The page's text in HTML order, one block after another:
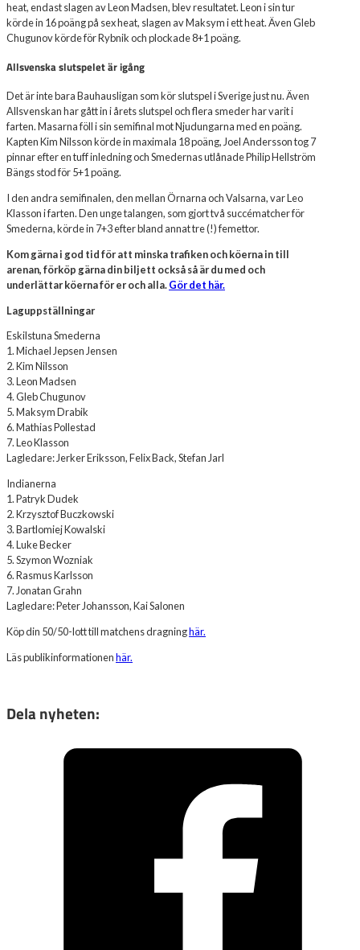
heat, endast slagen av Leon Madsen, blev resultatet. Leon i sin tur
körde in 16 poäng på sex heat, slagen av Maksym i ett heat. Även Gleb
Chugunov körde för Rybnik och plockade 8+1 poäng.
Allsvenska slutspelet är igång
Det är inte bara Bauhausligan som kör slutspel i Sverige just nu. Även
Allsvenskan har gått in i årets slutspel och flera smeder har varit i
farten. Masarna föll i sin semifinal mot Njudungarna med en poäng.
Kapten Kim Nilsson körde in maximala 18 poäng, Joel Andersson tog 7
pinnar efter en tuff inledning och Smedernas utlånade Philip Hellström
Bängs stod för 5+1 poäng.
I den andra semifinalen, den mellan Örnarna och Valsarna, var Leo
Klasson i farten. Den unge talangen, som gjort två succématcher för
Smederna, körde in 7+3 efter bland annat tre (!) femettor.
Kom gärna i god tid för att minska trafiken och köerna in till
arenan, förköp gärna din biljett också så är du med och
underlättar köerna för er och alla.Gör det här.
Laguppställningar
Eskilstuna Smederna
1. Michael Jepsen Jensen
2. Kim Nilsson
3. Leon Madsen
4. Gleb Chugunov
5. Maksym Drabik
6. Mathias Pollestad
7. Leo Klasson
Lagledare: Jerker Eriksson, Felix Back, Stefan Jarl
Indianerna
1. Patryk Dudek
2. Krzysztof Buczkowski
3. Bartlomiej Kowalski
4. Luke Becker
5. Szymon Wozniak
6. Rasmus Karlsson
7. Jonatan Grahn
Lagledare: Peter Johansson, Kai Salonen
Köp din 50/50-lott till matchens dragninghär.
Läs publikinformationenhär.
Dela nyheten: